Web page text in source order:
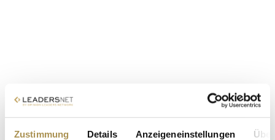
Zustimmung Details Anzeigeneinstellungen